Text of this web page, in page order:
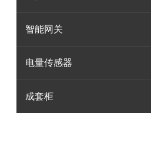
智能网关
电量传感器
成套柜